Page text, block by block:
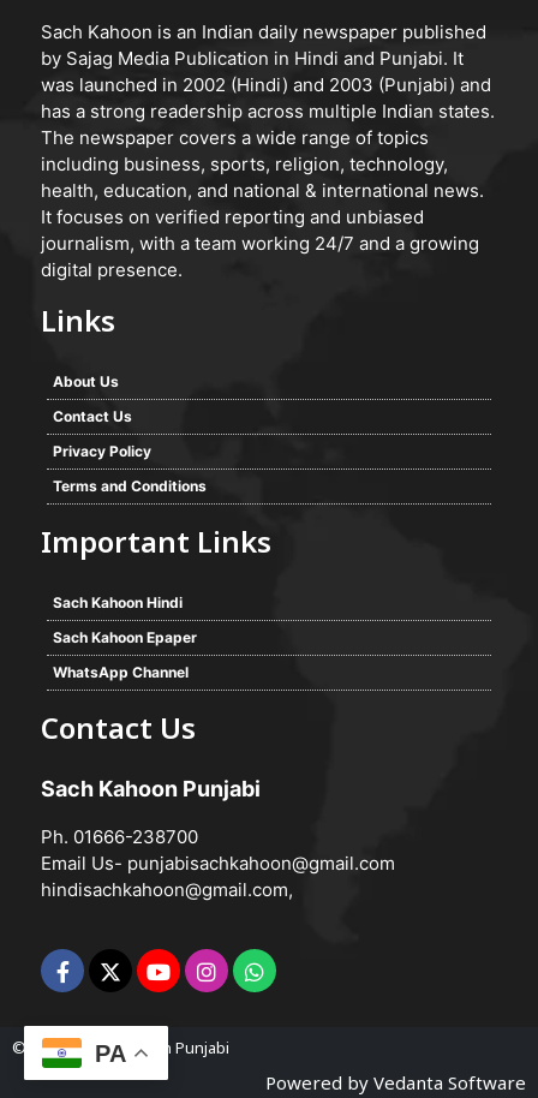
Sach Kahoon is an Indian daily newspaper published
by Sajag Media Publication in Hindi and Punjabi. It
was launched in 2002 (Hindi) and 2003 (Punjabi) and
has a strong readership across multiple Indian states.
The newspaper covers a wide range of topics
including business, sports, religion, technology,
health, education, and national & international news.
It focuses on verified reporting and unbiased
journalism, with a team working 24/7 and a growing
digital presence.
Links
About Us
Contact Us
Privacy Policy
Terms and Conditions
Important Links
Sach Kahoon Hindi
Sach Kahoon Epaper
WhatsApp Channel
Contact Us
Sach Kahoon Punjabi
Ph. 01666-238700
Email Us- punjabisachkahoon@gmail.com
hindisachkahoon@gmail.com,
© 2026 -Sach Kahoon Punjabi
Powered by Vedanta Software
PA